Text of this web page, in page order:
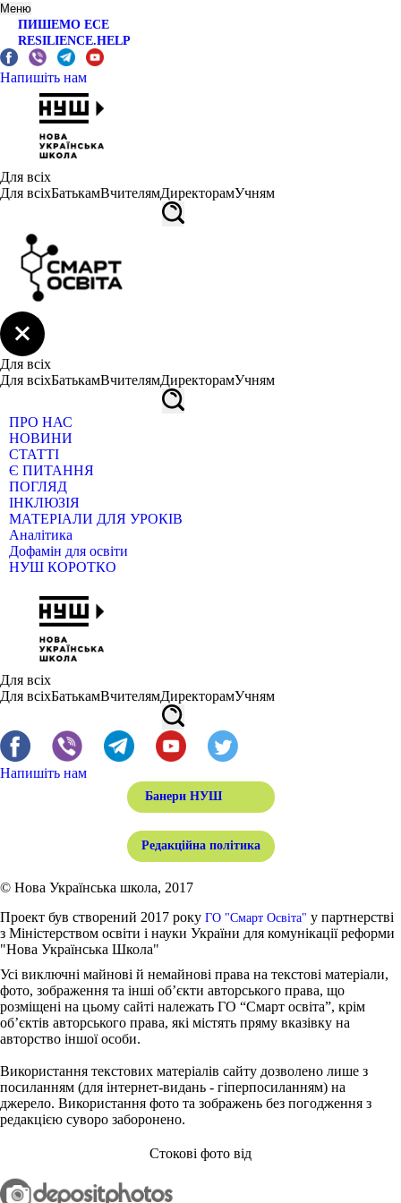
Меню
ПИШЕМО ЕСЕ
RESILIENCE.HELP
Напишіть нам
Для всіх
Для всіхБатькамВчителямДиректорамУчням
Для всіх
Для всіхБатькамВчителямДиректорамУчням
ПРО НАС
НОВИНИ
СТАТТІ
Є ПИТАННЯ
ПОГЛЯД
ІНКЛЮЗІЯ
МАТЕРІАЛИ ДЛЯ УРОКІВ
Аналітика
Дофамін для освіти
НУШ КОРОТКО
Для всіх
Для всіхБатькамВчителямДиректорамУчням
Напишіть нам
Банери НУШ
Редакційна політика
© Нова Українська школа, 2017
Проект був створений 2017 року ГО "Смарт Освіта" у партнерстві
з Міністерством освіти і науки України для комунікації реформи
"Нова Українська Школа"
Усі виключні майнові й немайнові права на текстові матеріали,
фото, зображення та інші об’єкти авторського права, що
розміщені на цьому сайті належать ГО “Смарт освіта”, крім
об’єктів авторського права, які містять пряму вказівку на
авторство іншої особи.
Використання текстових матеріалів сайту дозволено лише з
посиланням (для інтернет-видань - гіперпосиланням) на
джерело. Використання фото та зображень без погодження з
редакцією суворо заборонено.
Стокові фото від